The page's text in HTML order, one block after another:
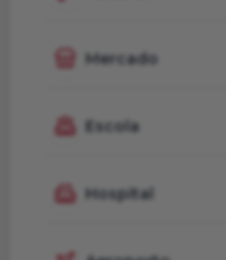
Mercado
Escola
Hospital